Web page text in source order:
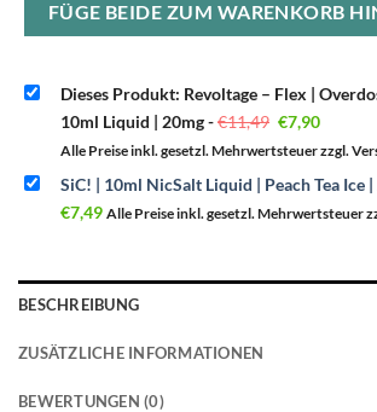
FÜGE BEIDE ZUM WARENKORB
Dieses Produkt: Revoltage – Flex |
10ml Liquid | 20mg-€11,49 Preis
war:
€7,90Preis
ist:
€7,90.
Alle Preise inkl. gesetzl. Mehrwertsteuer zzgl.
SiC! | 10ml NicSalt Liquid | Peach Tea Ice
€7,49Aktueller
Preis
Alle Preise inkl. gesetzl. Mehrwertsteuer
BESCHREIBUNG
ZUSÄTZLICHE INFORMATIONEN
BEWERTUNGEN (0)